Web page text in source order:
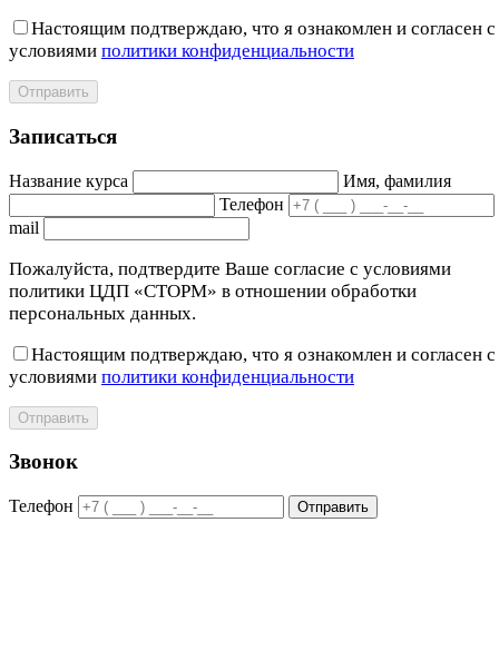
Настоящим подтверждаю, что я ознакомлен и согласен с
условиями политики конфиденциальности
Отправить
Записаться
Название курса
Имя, фамилия
Телефон
mail
Пожалуйста, подтвердите Ваше согласие с условиями
политики ЦДП «СТОРМ» в отношении обработки
персональных данных.
Настоящим подтверждаю, что я ознакомлен и согласен с
условиями политики конфиденциальности
Отправить
Звонок
Телефон Отправить